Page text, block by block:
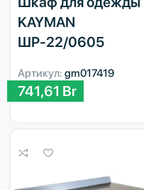
KAYMAN
ШР-22/0605
Артикул: gm017419
741,61 Br